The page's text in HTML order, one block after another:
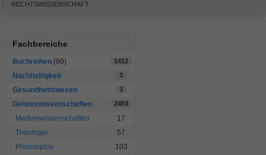
RECHTSWISSENSCHAFT
Fachbereiche
Buchreihen (99) 1412
Nachhaltigkeit 3
Gesundheitswesen 3
Geisteswissenschaften 2403
Medienwissenschaften
17
Theologie
57
Philosophie
103